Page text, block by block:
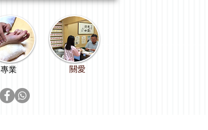
專業 關愛